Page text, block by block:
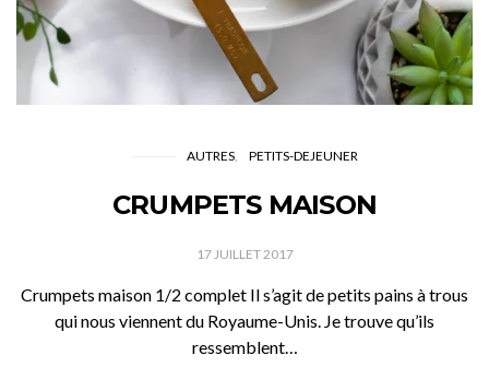
AUTRES PETITS-DEJEUNER
CRUMPETS MAISON
17 JUILLET 2017
Crumpets maison 1/2 complet Il s’agit de petits pains à trous
qui nous viennent du Royaume-Unis. Je trouve qu’ils
ressemblent…